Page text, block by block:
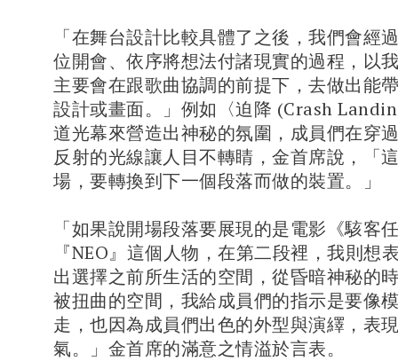
「在舞台設計比較具體了之後，我們會經
位開會、依序將想法付諸現實的過程，以
主要會在跟歌曲協調的前提下，去做出能
設計或畫面。」例如〈迫降 (Crash
道光幕來營造出神秘的氛圍，成員們在穿
反射的光線讓人目不轉睛，金首席說，「
場，要轉換到下一個段落而做的裝置。」
「如果說開場段落要展現的是電影《駭客
『NEO』這個人物，在第二段裡，我則想
出選擇之前所生活的空間，從昏暗神秘的
被扭曲的空間，我給成員們的指示是要像
走，也因為成員們出色的外型與演繹，表
氣。」金首席的滿意之情溢於言表。